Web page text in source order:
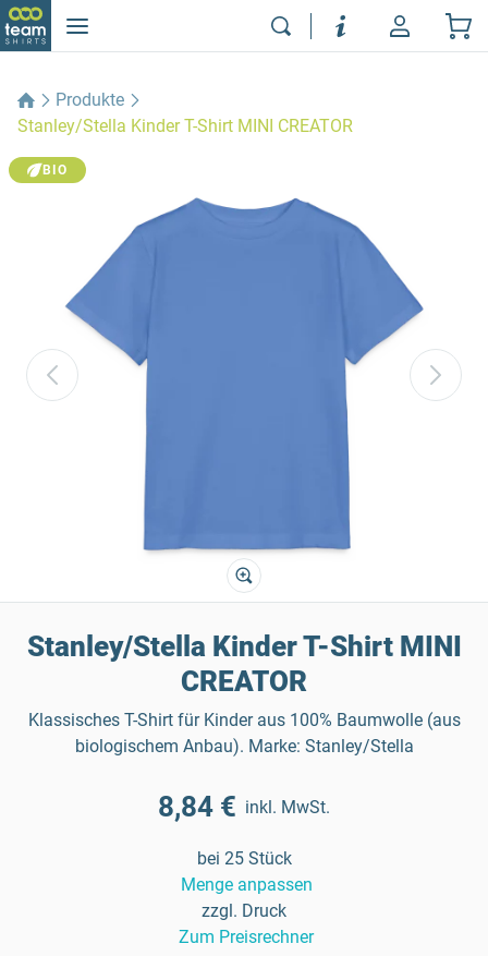
Produkte
Stanley/Stella Kinder T-Shirt MINI CREATOR
BIO
Stanley/Stella Kinder T-Shirt MINI
CREATOR
Klassisches T-Shirt für Kinder aus 100% Baumwolle (aus
biologischem Anbau). Marke: Stanley/Stella
8,84 € inkl. MwSt.
bei 25 Stück
Menge anpassen
zzgl. Druck
Zum Preisrechner